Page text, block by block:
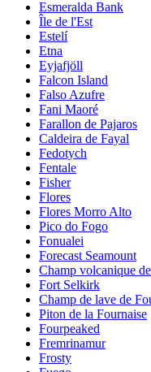
Esmeralda Bank
Île de l'Est
Estelí
Etna
Eyjafjöll
Falcon Island
Falso Azufre
Fani Maoré
Farallon de Pajaros
Caldeira de Fayal
Fedotych
Fentale
Fisher
Flores
Flores Morro Alto
Pico do Fogo
Fonualei
Forecast Seamount
Champ volcanique
Fort Selkirk
Champ de lave de
Piton de la Fournaise
Fourpeaked
Fremrinamur
Frosty